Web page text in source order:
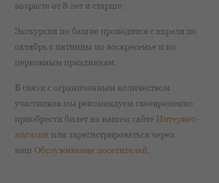
возрасте от 8 лет и старше.
Экскурсия по башне проводится с апреля по
октябрь с пятницы по воскресенье и по
церковным праздникам.
В связи с ограниченным количеством
участников мы рекомендуем своевременно
приобрести билет на нашем сайте Интернет-
магазин или зарегистрироваться через
наш Обслуживание посетителей.